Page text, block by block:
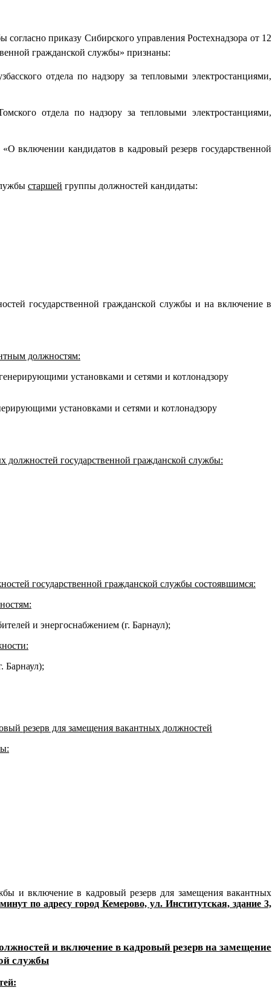
приказу Сибирского управления Ростехнадзора от 12
гражданской службы» признаны:
отдела по надзору за тепловыми электростанциями,
отдела по надзору за тепловыми электростанциями,
включении кандидатов в кадровый резерв государственной
старшей группы должностей кандидаты:
государственной гражданской службы и на включение в
должностям:
установками и сетями и котлонадзору
установками и сетями и котлонадзору
государственной гражданской службы:
государственной гражданской службы состоявшимся:
и энергоснабжением (г. Барнаул);
Барнаул);
резерв для замещения вакантных должностей
и включение в кадровый резерв для замещения вакантных
по адресу город Кемерово, ул. Институтская, здание 3,
и включение в кадровый резерв на замещение
службы